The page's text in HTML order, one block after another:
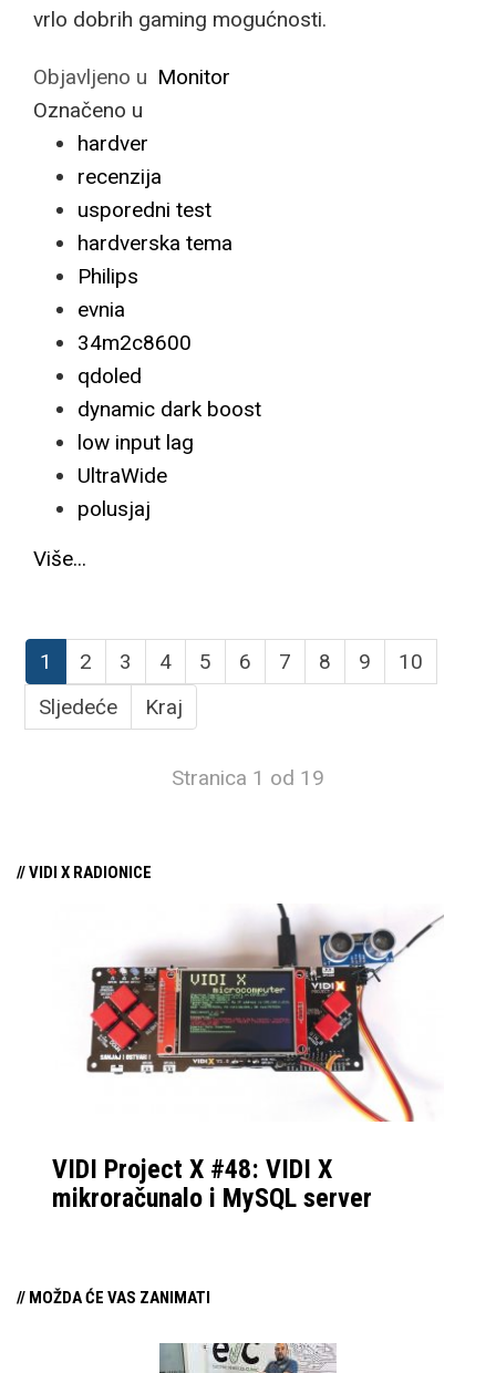
vrlo dobrih gaming mogućnosti.
Objavljeno u Monitor
Označeno u
hardver
recenzija
usporedni test
hardverska tema
Philips
evnia
34m2c8600
qdoled
dynamic dark boost
low input lag
UltraWide
polusjaj
Više...
1 2 3 4 5 6 7 8 9
10
Sljedeće
Kraj
Stranica 1 od 19
// VIDI X RADIONICE
VIDI Project X #48: VIDI X
mikroračunalo i MySQL server
// MOŽDA ĆE VAS ZANIMATI